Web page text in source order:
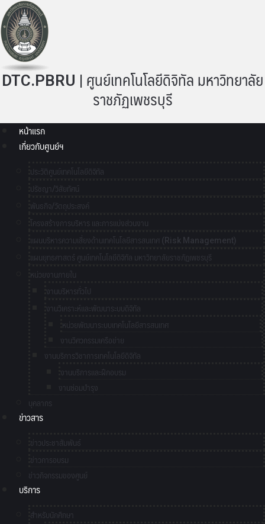
DTC.PBRU | ศูนย์เทคโนโลยีดิจิทัล มหาวิทยาลัย
ราชภัฏเพชรบุรี
หน้าแรก
เกี่ยวกับศูนย์ฯ
ประวัติศูนย์เทคโนโลยีดิจิทัล
ปรัชญา/วิสัยทัศน์
พันธกิจ/วัตถุประสงค์
โครงสร้างการบริหาร และการแบ่งส่วนงาน
แผนบริหารความเสี่ยงด้านเทคโนโลยีสารสนเทศ (Risk Management)
แผนยุทธศาสตร์ ศูนย์เทคโนโลยีดิจิทัล มหาวิทยาลัยราชภัฏเพชรบุรี
หน่วยงานภายใน
งานบริหารทั่วไป
งานวิเคราะห์และพัฒนาระบบดิจิทัล
หน่วยพัฒนาระบบเทคโนโลยีสารสนเทศ
งานวิศวกรรมเครือข่าย
งานบริการวิชาการเทคโนโลยีดิจิทัล
งานบริการและฝึกอบรม
งานซ่อมบำรุง
บุคลากร
ข่าวสาร
ข่าวประชาสัมพันธ์
ข่าวการอบรม
ข่าวกิจกรรมของศูนย์
บริการ
สำหรับนักศึกษา